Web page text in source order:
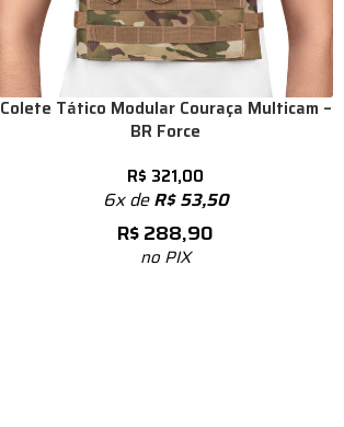
Colete Tático Modular Couraça Multicam –
BR Force
R$ 321,00
6x deR$53,50
R$288,90
no PIX